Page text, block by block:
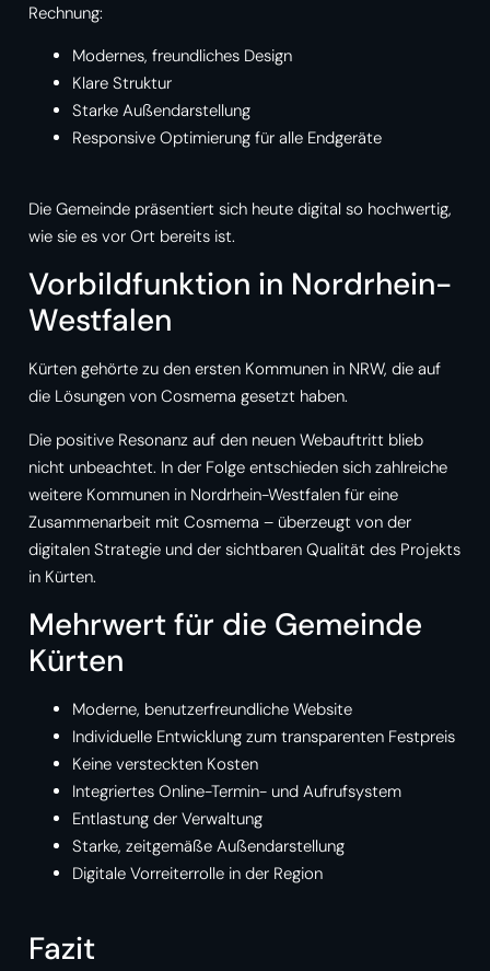
Rechnung:
Modernes, freundliches Design
Klare Struktur
Starke Außendarstellung
Responsive Optimierung für alle Endgeräte
Die Gemeinde präsentiert sich heute digital so hochwertig,
wie sie es vor Ort bereits ist.
Vorbildfunktion in Nordrhein-
Westfalen
Kürten gehörte zu den ersten Kommunen in NRW, die auf
die Lösungen von Cosmema gesetzt haben.
Die positive Resonanz auf den neuen Webauftritt blieb
nicht unbeachtet. In der Folge entschieden sich zahlreiche
weitere Kommunen in Nordrhein-Westfalen für eine
Zusammenarbeit mit Cosmema – überzeugt von der
digitalen Strategie und der sichtbaren Qualität des Projekts
in Kürten.
Mehrwert für die Gemeinde
Kürten
Moderne, benutzerfreundliche Website
Individuelle Entwicklung zum transparenten Festpreis
Keine versteckten Kosten
Integriertes Online-Termin- und Aufrufsystem
Entlastung der Verwaltung
Starke, zeitgemäße Außendarstellung
Digitale Vorreiterrolle in der Region
Fazit